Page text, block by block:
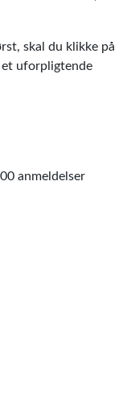
skal du klikke på
et uforpligtende
anmeldelser